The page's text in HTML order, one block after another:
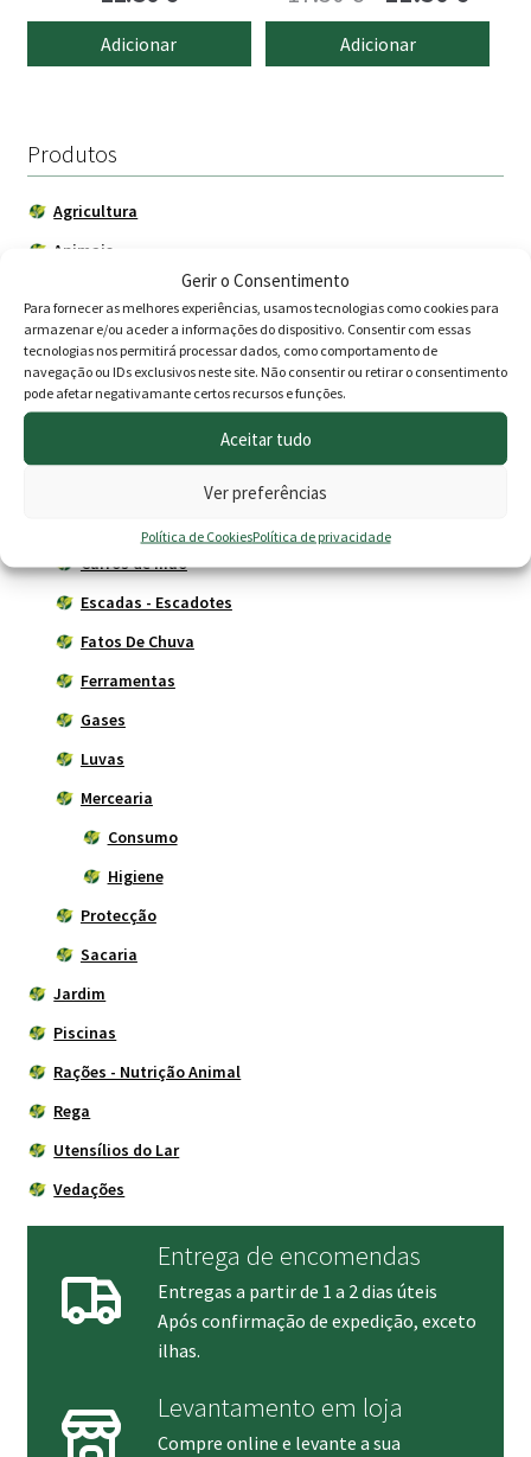
Gerir o Consentimento
Para fornecer as melhores experiências, usamos tecnologias como cookies para
armazenar e/ou aceder a informações do dispositivo. Consentir com essas
tecnologias nos permitirá processar dados, como comportamento de
navegação ou IDs exclusivos neste site. Não consentir ou retirar o consentimento
pode afetar negativamante certos recursos e funções.
Aceitar tudo
Ver preferências
Política de CookiesPolítica de privacidade
Adicionar
preço
original
preço
atual
Adicionar
Produtos
Agricultura
Animais
Construção
Depósitos - Fossas
Drogaria
Aquecimento - Climatização
Carros de mão
Escadas - Escadotes
Fatos De Chuva
Ferramentas
Gases
Luvas
Mercearia
Consumo
Higiene
Protecção
Sacaria
Jardim
Piscinas
Rações - Nutrição Animal
Rega
Utensílios do Lar
Vedações
Entrega de encomendas
Entregas a partir de 1 a 2 dias úteis
Após confirmação de expedição, exceto
ilhas.
Levantamento em loja
Compre online e levante a sua